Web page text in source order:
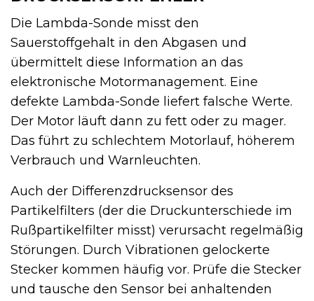
Die Lambda-Sonde misst den
Sauerstoffgehalt in den Abgasen und
übermittelt diese Information an das
elektronische Motormanagement. Eine
defekte Lambda-Sonde liefert falsche Werte.
Der Motor läuft dann zu fett oder zu mager.
Das führt zu schlechtem Motorlauf, höherem
Verbrauch und Warnleuchten.
Auch der Differenzdrucksensor des
Partikelfilters (der die Druckunterschiede im
Rußpartikelfilter misst) verursacht regelmäßig
Störungen. Durch Vibrationen gelockerte
Stecker kommen häufig vor. Prüfe die Stecker
und tausche den Sensor bei anhaltenden